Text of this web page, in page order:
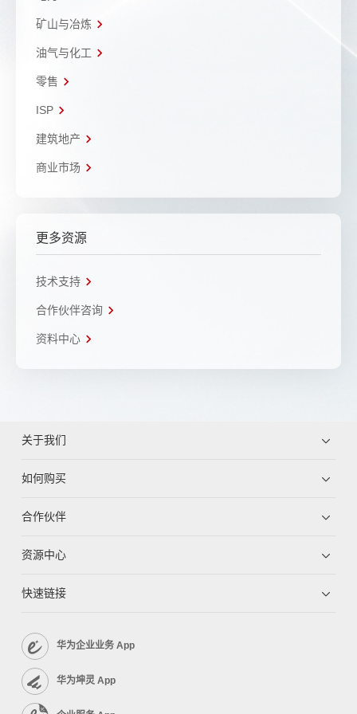
矿山与冶炼
油气与化工
零售
ISP
建筑地产
商业市场
更多资源
技术支持
合作伙伴咨询
资料中心
关于我们
如何购买
合作伙伴
资源中心
快速链接
华为企业业务 App
华为坤灵 App